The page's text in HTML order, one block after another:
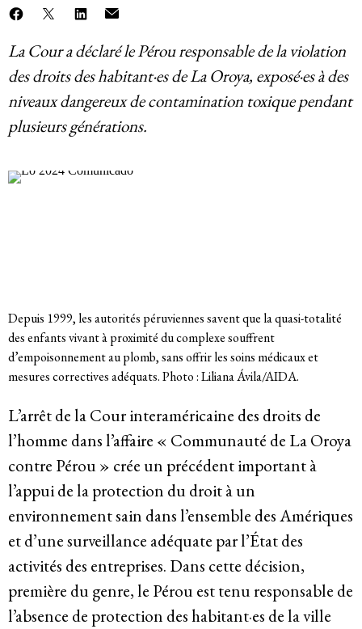
Contact
Membres
Politique économique
Mouvements sociaux
Hub de recherche communautaire
Environnement et DESC
Système de solidarité
Ressources
Qu’est-ce que les DESC ?
La Cour a déclaré le Pérou responsable de la violation
des droits des habitant·es de La Oroya, exposé·es à des
niveaux dangereux de contamination toxique pendant
plusieurs générations.
Depuis 1999, les autorités péruviennes savent que la quasi-totalité
des enfants vivant à proximité du complexe souffrent
d’empoisonnement au plomb, sans offrir les soins médicaux et
mesures correctives adéquats. Photo : Liliana Ávila/AIDA.
L’arrêt de la Cour interaméricaine des droits de
l’homme dans l’affaire « Communauté de La Oroya
contre Pérou » crée un précédent important à
l’appui de la protection du droit à un
environnement sain dans l’ensemble des Amériques
et d’une surveillance adéquate par l’État des
activités des entreprises. Dans cette décision,
première du genre, le Pérou est tenu responsable de
l’absence de protection des habitant·es de la ville